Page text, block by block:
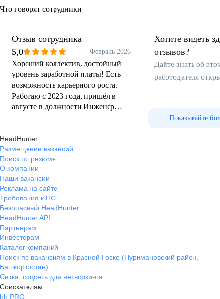
Что говорят сотрудники
Отзыв сотрудника
5,0
Февраль 2026
Хороший коллектив, достойный
уровень заработной платы! Есть
возможность карьерного роста.
Работаю с 2023 года, пришёл в
августе в должности Инженер
инженер МТО. С апреля 2024 года
работаю руководителем отдела
МТО.
Хотите видеть
отзывов?
Дайте знать об
работодателя
Показывайте
HeadHunter
Размещение вакансий
Поиск по резюме
О компании
Наши вакансии
Реклама на сайте
Требования к ПО
Безопасный HeadHunter
HeadHunter API
Партнерам
Инвесторам
Каталог компаний
Поиск по вакансиям в Красной Горке (Нуримановский район,
Башкортостан)
Сетка: соцсеть для нетворкинга
Соискателям
hh PRO